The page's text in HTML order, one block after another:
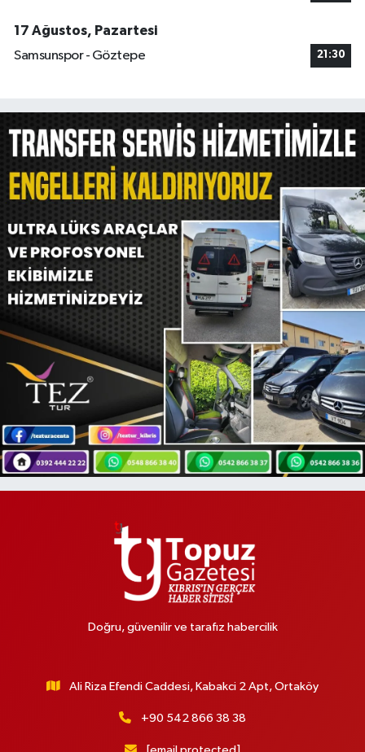
17 Ağustos, Pazartesi
Samsunspor - Göztepe
21:30
Doğru, güvenilir ve tarafız habercilik
Ali Riza Efendi Caddesi, Kabakci 2 Apt, Ortaköy
+90 542 866 38 38